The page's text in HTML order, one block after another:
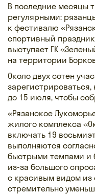
В последние месяцы
регулярными:
к фестивалю
спортивный
выступает ГК
на территории
Около двух сотен
до 15 июля, чтобы
«Рязанское
жилого комплекса
включать 19
выполняются
быстрыми темпами и
из-за большого
с красивым видом из
стремительно